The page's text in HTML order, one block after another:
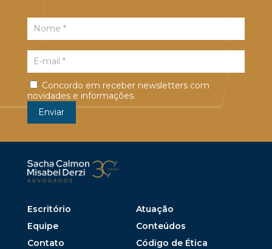
Concordo em receber newsletters com
novidades e informações.
Escritório
Atuação
Equipe
Conteúdos
Contato
Código de Ética